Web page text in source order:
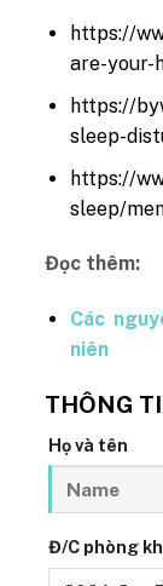
https://
are-your-
https://
sleep-
https://
sleep/
Đọc thêm:
Các
niên
THÔNG
Họ và tên
Đ/C phòng